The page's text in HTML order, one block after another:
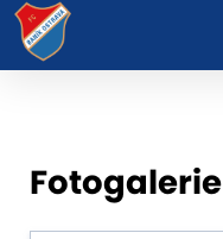
Fotogalerie